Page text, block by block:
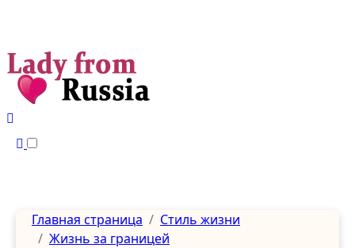
Главная страница
Стиль жизни
Жизнь за границей